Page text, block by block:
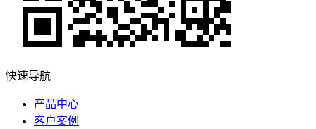
快速导航
产品中心
客户案例